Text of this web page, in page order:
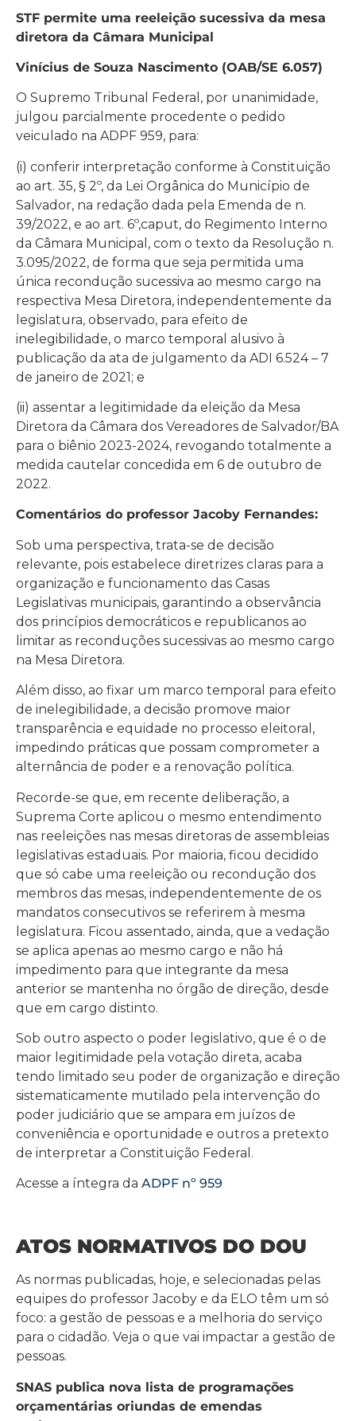
STF permite uma reeleição sucessiva da mesa
diretora da Câmara Municipal
Vinícius de Souza Nascimento (OAB/SE 6.057)
O Supremo Tribunal Federal, por unanimidade,
julgou parcialmente procedente o pedido
veiculado na ADPF 959, para:
(i) conferir interpretação conforme à Constituição
ao art. 35, § 2º, da Lei Orgânica do Município de
Salvador, na redação dada pela Emenda de n.
39/2022, e ao art. 6º,caput, do Regimento Interno
da Câmara Municipal, com o texto da Resolução n.
3.095/2022, de forma que seja permitida uma
única recondução sucessiva ao mesmo cargo na
respectiva Mesa Diretora, independentemente da
legislatura, observado, para efeito de
inelegibilidade, o marco temporal alusivo à
publicação da ata de julgamento da ADI 6.524 – 7
de janeiro de 2021; e
(ii) assentar a legitimidade da eleição da Mesa
Diretora da Câmara dos Vereadores de Salvador/BA
para o biênio 2023-2024, revogando totalmente a
medida cautelar concedida em 6 de outubro de
2022.
Comentários do professor Jacoby Fernandes:
Sob uma perspectiva, trata-se de decisão
relevante, pois estabelece diretrizes claras para a
organização e funcionamento das Casas
Legislativas municipais, garantindo a observância
dos princípios democráticos e republicanos ao
limitar as reconduções sucessivas ao mesmo cargo
na Mesa Diretora.
Além disso, ao fixar um marco temporal para efeito
de inelegibilidade, a decisão promove maior
transparência e equidade no processo eleitoral,
impedindo práticas que possam comprometer a
alternância de poder e a renovação política.
Recorde-se que, em recente deliberação, a
Suprema Corte aplicou o mesmo entendimento
nas reeleições nas mesas diretoras de assembleias
legislativas estaduais. Por maioria, ficou decidido
que só cabe uma reeleição ou recondução dos
membros das mesas, independentemente de os
mandatos consecutivos se referirem à mesma
legislatura. Ficou assentado, ainda, que a vedação
se aplica apenas ao mesmo cargo e não há
impedimento para que integrante da mesa
anterior se mantenha no órgão de direção, desde
que em cargo distinto.
Sob outro aspecto o poder legislativo, que é o de
maior legitimidade pela votação direta, acaba
tendo limitado seu poder de organização e direção
sistematicamente mutilado pela intervenção do
poder judiciário que se ampara em juízos de
conveniência e oportunidade e outros a pretexto
de interpretar a Constituição Federal.
Acesse a íntegra da ADPF nº 959
ATOS NORMATIVOS DO DOU
As normas publicadas, hoje, e selecionadas pelas
equipes do professor Jacoby e da ELO têm um só
foco: a gestão de pessoas e a melhoria do serviço
para o cidadão. Veja o que vai impactar a gestão de
pessoas.
SNAS publica nova lista de programações
orçamentárias oriundas de emendas